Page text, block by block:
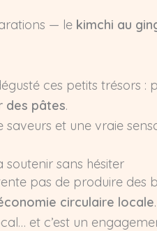
— le kimchi au
ces petits trésors :
des pâtes.
saveurs et une vraie
soutenir sans hésiter
pas de produire des
circulaire locale.
et c’est un